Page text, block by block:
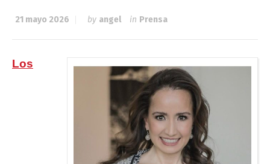
21 mayo 2026 by angel in Prensa
Los